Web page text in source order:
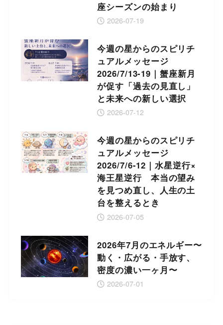
座シーズンの始まり
2026-07-19
今週の星からのスピリチ
ュアルメッセージ
2026/7/13-19｜蟹座新月
が促す「過去の見直し」
と未来への新しい選択
2026-07-12
今週の星からのスピリチ
ュアルメッセージ
2026/7/6-12｜水星逆行×
海王星逆行 本当の望み
を見つめ直し、人生の土
台を整えるとき
2026-07-05
2026年7月のエネルギー〜
動く・広がる・手放す、
密度の濃い一ヶ月〜
2026-07-01